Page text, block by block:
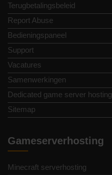
Terugbetalingsbeleid
Report Abuse
Bedieningspaneel
Support
Vacatures
Samenwerkingen
Dedicated game server hosting
Sitemap
Gameserverhosting
Minecraft serverhosting